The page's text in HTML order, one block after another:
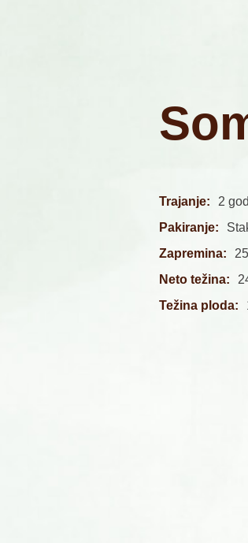
So
Trajanje:
2
Pakiranje:
Zapremina:
Neto težina:
Težina ploda: